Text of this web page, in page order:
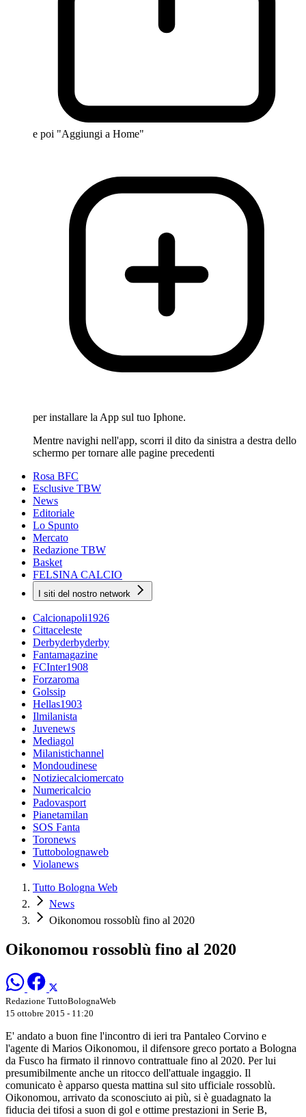
e poi "Aggiungi a Home"
per installare la App sul tuo Iphone.
Mentre navighi nell'app, scorri il dito da sinistra a destra dello
schermo per tornare alle pagine precedenti
Rosa BFC
Esclusive TBW
News
Editoriale
Lo Spunto
Mercato
Redazione TBW
Basket
FELSINA CALCIO
I siti del nostro network
Calcionapoli1926
Cittaceleste
Derbyderbyderby
Fantamagazine
FCInter1908
Forzaroma
Golssip
Hellas1903
Ilmilanista
Juvenews
Mediagol
Milanistichannel
Mondoudinese
Notiziecalciomercato
Numericalcio
Padovasport
Pianetamilan
SOS Fanta
Toronews
Tuttobolognaweb
Violanews
Tutto Bologna Web
News
Oikonomou rossoblù fino al 2020
Oikonomou rossoblù fino al 2020
Redazione TuttoBolognaWeb
15 ottobre 2015 - 11:20
E' andato a buon fine l'incontro di ieri tra Pantaleo Corvino e
l'agente di Marios Oikonomou, il difensore greco portato a Bologna
da Fusco ha firmato il rinnovo contrattuale fino al 2020. Per lui
presumibilmente anche un ritocco dell'attuale ingaggio. Il
comunicato è apparso questa mattina sul sito ufficiale rossoblù.
Oikonomou, arrivato da sconosciuto ai più, si è guadagnato la
fiducia dei tifosi a suon di gol e ottime prestazioni in Serie B,